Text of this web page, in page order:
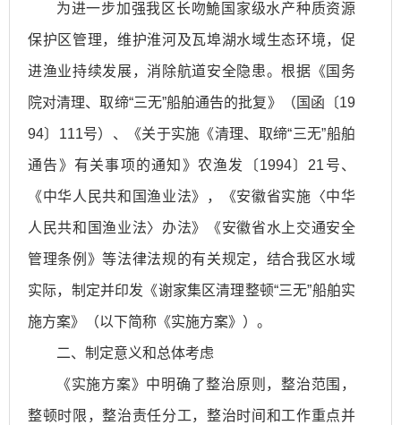
为进一步加强我区长吻鮠国家级水产种质资源
保护区管理，维护淮河及瓦埠湖水域生态环境，促
进渔业持续发展，消除航道安全隐患。根据《国务
院对清理、取缔“三无”船舶通告的批复》（国函〔19
94〕111号）、《关于实施《清理、取缔“三无”船舶
通告》有关事项的通知》农渔发〔1994〕21号、
《中华人民共和国渔业法》，《安徽省实施〈中华
人民共和国渔业法〉办法》《安徽省水上交通安全
管理条例》等法律法规的有关规定，结合我区水域
实际，制定并印发《谢家集区清理整顿“三无”船舶实
施方案》（以下简称《实施方案》）。
二、制定意义和总体考虑
《实施方案》中明确了整治原则，整治范围，
整顿时限，整治责任分工，整治时间和工作重点并